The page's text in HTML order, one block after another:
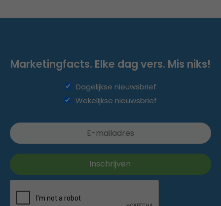
Marketingfacts. Elke dag vers. Mis niks!
Dagelijkse nieuwsbrief
Wekelijkse nieuwsbrief